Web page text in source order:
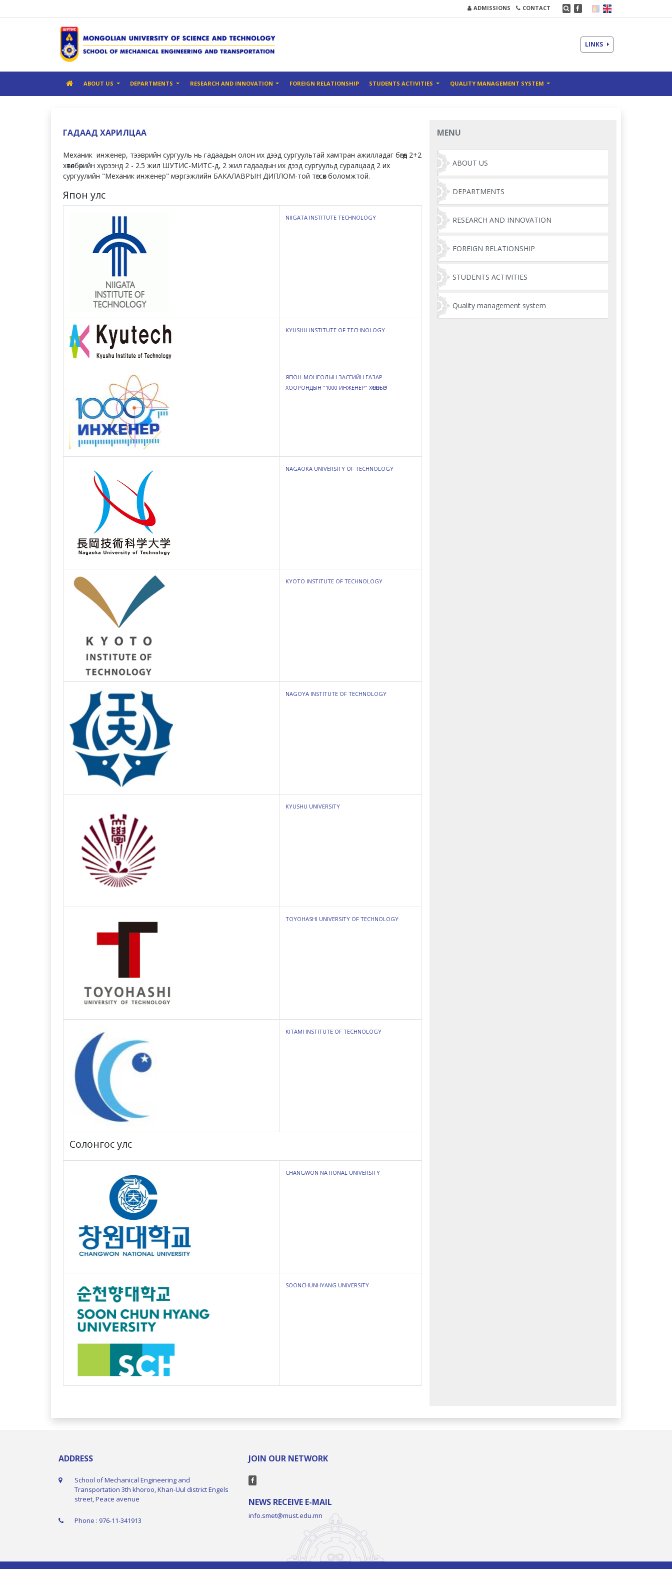
ADMISSIONS CONTACT
LINKS
ABOUT US DEPARTMENTS RESEARCH AND INNOVATION FOREIGN RELATIONSHIP STUDENTS ACTIVITIES QUALITY MANAGEMENT SYSTEM
ГАДААД ХАРИЛЦАА
Механик инженер, тээврийн сургууль нь гадаадын олон их дээд сургуультай хамтран ажилладаг бөгөөд 2+2
хөтөлбөрийн хүрээнд 2 - 2.5 жил ШУТИС-МИТС-д, 2 жил гадаадын их дээд сургуульд суралцаад 2 их
сургуулийн "Механик инженер" мэргэжлийн БАКАЛАВРЫН ДИПЛОМ-той төгсөх боломжтой.
Япон улс
NIIGATA INSTITUTE TECHNOLOGY
KYUSHU INSTITUTE OF TECHNOLOGY
ЯПОН-МОНГОЛЫН ЗАСГИЙН ГАЗАР
ХООРОНДЫН "1000 ИНЖЕНЕР" ХӨТӨЛБӨР
NAGAOKA UNIVERSITY OF TECHNOLOGY
KYOTO INSTITUTE OF TECHNOLOGY
NAGOYA INSTITUTE OF TECHNOLOGY
KYUSHU UNIVERSITY
TOYOHASHI UNIVERSITY OF TECHNOLOGY
KITAMI INSTITUTE OF TECHNOLOGY
Солонгос улс
CHANGWON NATIONAL UNIVERSITY
SOONCHUNHYANG UNIVERSITY
MENU
ABOUT US
DEPARTMENTS
RESEARCH AND INNOVATION
FOREIGN RELATIONSHIP
STUDENTS ACTIVITIES
Quality management system
ADDRESS
School of Mechanical Engineering and
Transportation 3th khoroo, Khan-Uul district Engels
street, Peace avenue
Phone : 976-11-341913
JOIN OUR NETWORK
NEWS RECEIVE E-MAIL
info.smet@must.edu.mn